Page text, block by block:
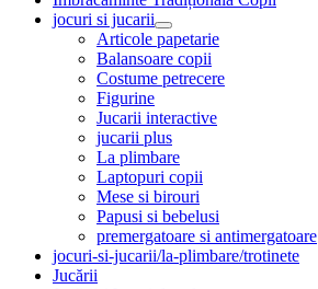
jocuri si jucarii
Articole papetarie
Balansoare copii
Costume petrecere
Figurine
Jucarii interactive
jucarii plus
La plimbare
Laptopuri copii
Mese si birouri
Papusi si bebelusi
premergatoare si antimergatoare
jocuri-si-jucarii/la-plimbare/trotinete
Jucării